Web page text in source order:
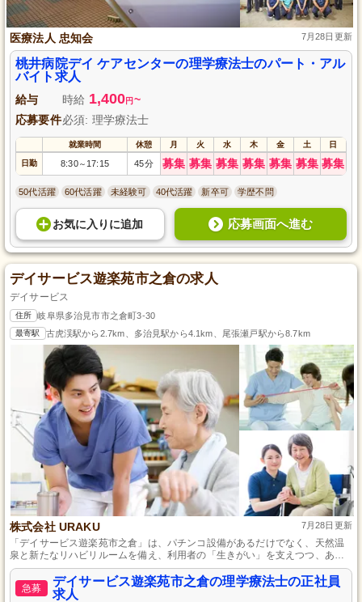
医療法人 忠知会 7月28日更新
桃井病院デイ ケアセンターの理学療法士のパート・アル
バイト求人
給与 時給 1,400円 ~
応募要件必須: 理学療法士
就業時間 休憩 月 火 水 木 金 土 日
日勤 8:30～ 17:15 45分 募集 募集 募集 募集 募集 募集 募集
50代活躍 60代活躍 未経験可 40代活躍 新卒可 学歴不問
お気に入り に追加 応募画面へ進む
デイサービス遊楽苑市之倉の求人
デイサービス
住所 岐阜県多治見市市之倉町3-30
最寄駅 古虎渓駅から2.7km、多治見駅から4.1km、尾張瀬戸駅から8.7km
株式会社 URAKU 7月28日更新
「デイサービス遊楽苑市之倉」は、パチンコ設備があるだけでなく、天然温
泉と新たなリハビリルームを備え、利用者の「生きがい」を支えつつ、あた
たかなケアと適切なリハビリケーションを提供する施設です。
急募
デイサービス遊楽苑市之倉の理学療法士の正社員
求人